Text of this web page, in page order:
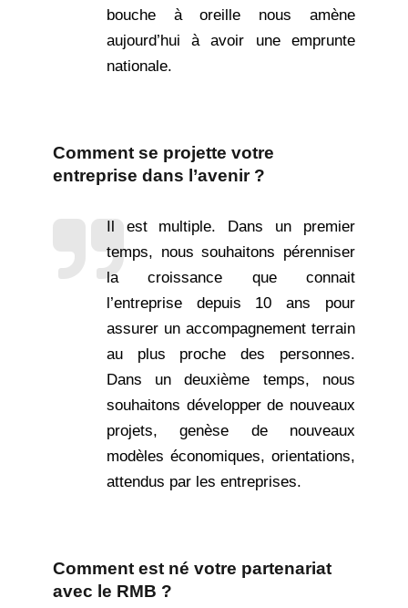
bouche à oreille nous amène
aujourd’hui à avoir une emprunte
nationale.
Comment se projette votre
entreprise dans l’avenir ?
Il est multiple. Dans un premier
temps, nous souhaitons pérenniser
la croissance que connait
l’entreprise depuis 10 ans pour
assurer un accompagnement terrain
au plus proche des personnes.
Dans un deuxième temps, nous
souhaitons développer de nouveaux
projets, genèse de nouveaux
modèles économiques, orientations,
attendus par les entreprises.
Comment est né votre partenariat
avec le RMB ?